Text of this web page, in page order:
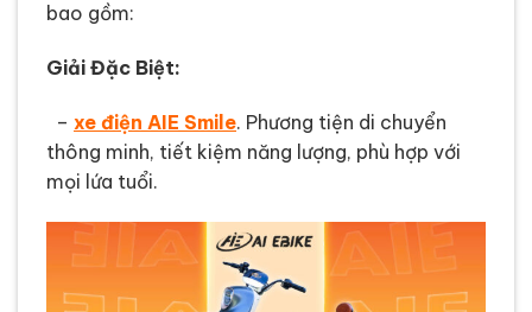
bao gồm:
Giải Đặc Biệt:
– xe điện AIE Smile. Phương tiện di chuyển
thông minh, tiết kiệm năng lượng, phù hợp với
mọi lứa tuổi.